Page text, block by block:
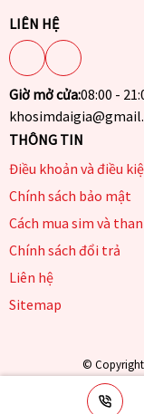
LIÊN HỆ
Giờ mở cửa:08:00 -
THÔNG TIN
Điều khoản và điều
Chính sách bảo mật
Cách mua sim và
Chính sách đổi trả
Liên hệ
Sitemap
© Copyright